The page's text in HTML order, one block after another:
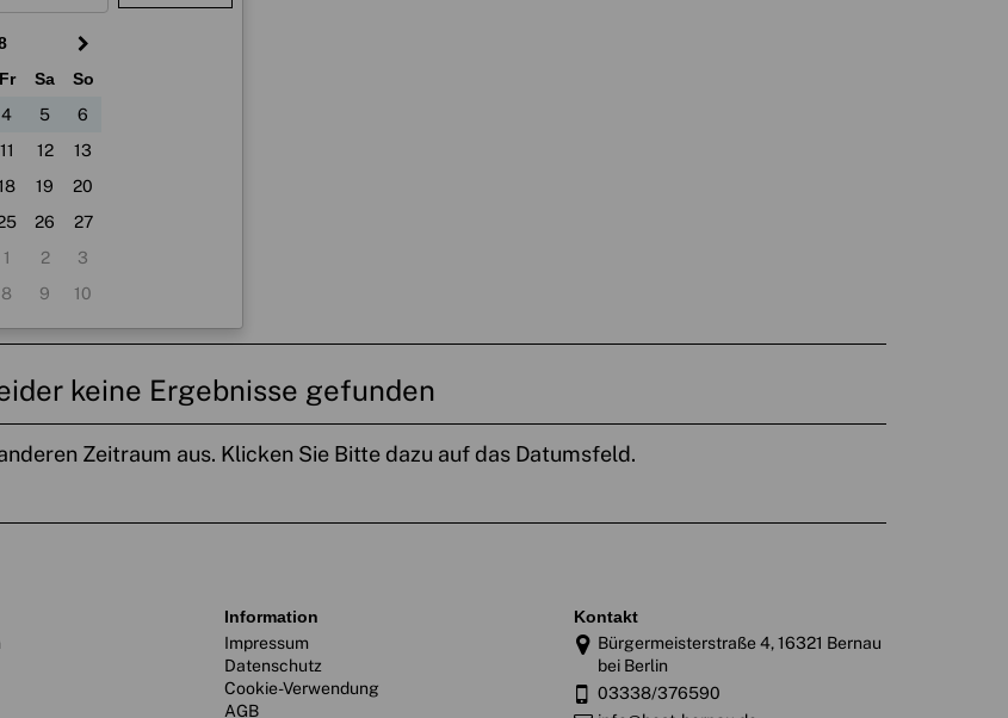
keine Ergebnisse gefunden
Zeitraum aus. Klicken Sie Bitte dazu auf das Datumsfeld.
information
Impressum
Datenschutz
Cookie-Verwendung
AGB
kontakt
Bürgermeisterstraße 4, 16321 Bernau
bei Berlin
03338/376590
Fr Sa
So
4 5
6
11 12
13
19
20
26
27
1 2
3
8 9 10